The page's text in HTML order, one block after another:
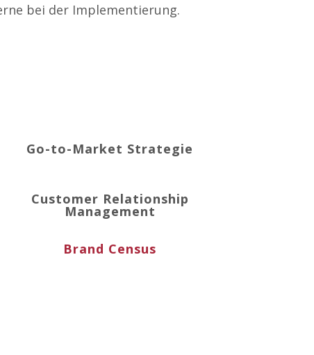
bei der Implementierung.
Go-to-Market Strategie
Customer Relationship
Management
Brand Census